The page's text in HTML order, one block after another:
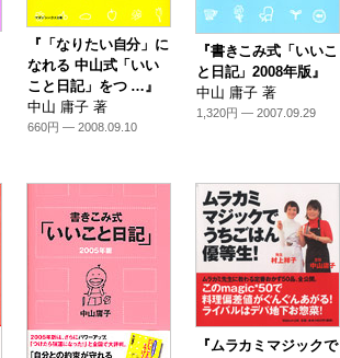
『「なりたい自分」に
なれる 中山式「いい
こと日記」をつ …』
中山 庸子 著
660円 — 2008.09.10
『書きこみ式「いいこ
と日記」2008年版』
中山 庸子 著
1,320円 — 2007.09.29
『ムラカミマジックで